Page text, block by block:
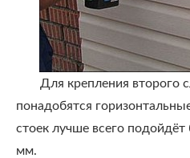
Для крепления второго
понадобятся
стоек лучше всего
мм.